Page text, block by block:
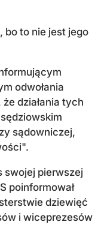
bo to nie jest jego
odwołania
działania tych
sądowniczej,
swojej pierwszej
poinformował
dziewięć
i wiceprezesów